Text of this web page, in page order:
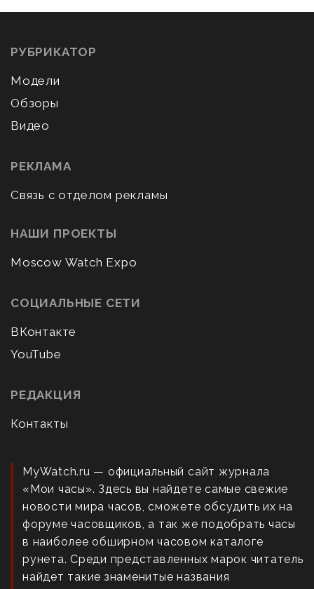
РУБРИКАТОР
Модели
Обзоры
Видео
РЕКЛАМА
Связь с отделом рекламы
НАШИ ПРОЕКТЫ
Moscow Watch Expo
СОЦИАЛЬНЫЕ СЕТИ
ВКонтакте
YouTube
РЕДАКЦИЯ
Контакты
MyWatch.ru — официальный сайт журнала
«Мои часы». Здесь вы найдете самые свежие
новости мира часов, сможете обсудить их на
форуме часовщиков, а так же подобрать часы
в наиболее обширном часовом каталоге
рунета. Среди представленных марок читатель
найдет такие знаменитые названия